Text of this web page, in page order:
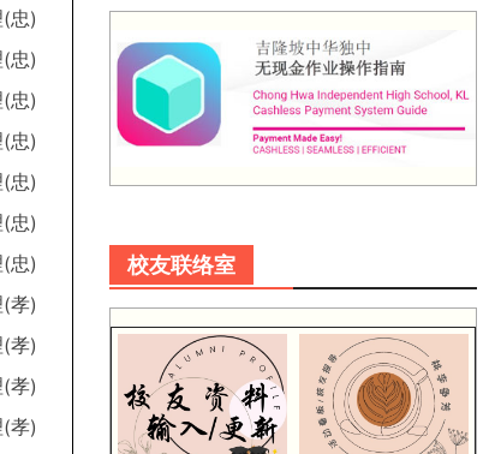
忠)
忠)
忠)
忠)
忠)
忠)
忠)
孝)
孝)
孝)
孝)
校友联络室